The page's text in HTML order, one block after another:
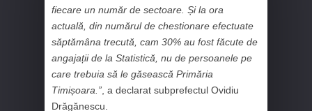
fiecare un număr de sectoare. Și la ora
actuală, din numărul de chestionare efectuate
săptămâna trecută, cam 30% au fost făcute de
angajații de la Statistică, nu de persoanele pe
care trebuia să le găsească Primăria
Timișoara.” , a declarat subprefectul Ovidiu
Drăgănescu.